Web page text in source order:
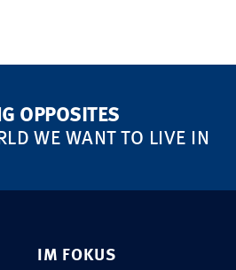
OPPOSITES
WE WANT TO LIVE IN
IM FOKUS